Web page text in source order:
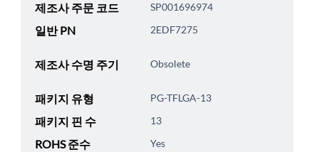
제조사 주문 코드 SP001696974
일반 PN 2EDF7275
제조사 수명 주기 Obsolete
패키지 유형 PG-TFLGA-13
패키지 핀 수 13
ROHS 준수 Yes